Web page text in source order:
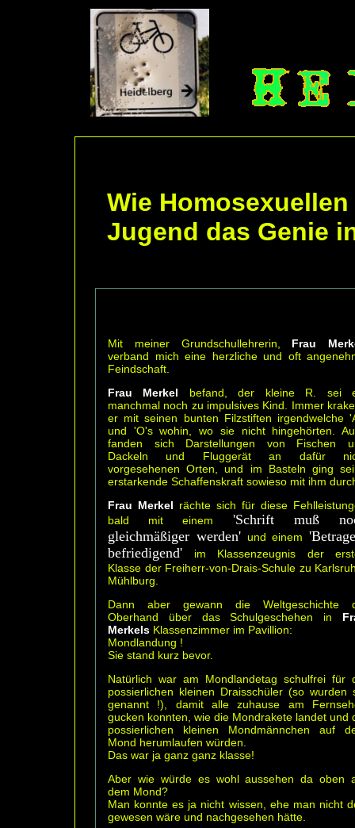
Wie
Jugend das Genie
Mit meiner Grundschullehrerin, Frau
verband mich eine herzliche und oft
Feindschaft.
Frau Merkel befand, der kleine R. sei
manchmal noch zu impulsives Kind. Immer
er mit seinen bunten Filzstiften irgendwelche
und 'O's wohin, wo sie nicht hingehörten.
fanden sich Darstellungen von Fischen
Dackeln und Fluggerät an dafür
vorgesehenen Orten, und im Basteln ging
erstarkende Schaffenskraft sowieso mit ihm
Frau Merkel rächte sich für diese
bald mit einem 'Schrift muß
gleichmäßiger werden'und einem
befriedigend' im Klassenzeugnis der
Klasse der Freiherr-von-Drais-Schule zu
Mühlburg.
Dann aber gewann die Weltgeschichte
Oberhand über das Schulgeschehen in
Merkels Klassenzimmer im Pavillion:
Mondlandung !
Sie stand kurz bevor.
Natürlich war am Mondlandetag schulfrei für
possierlichen kleinen Draisschüler (so wurden
genannt !), damit alle zuhause am
gucken konnten, wie die Mondrakete landet und
possierlichen kleinen Mondmännchen auf
Mond herumlaufen würden.
Das war ja ganz ganz klasse!
Aber wie würde es wohl aussehen da oben
dem Mond?
Man konnte es ja nicht wissen, ehe man nicht
gewesen wäre und nachgesehen hätte.